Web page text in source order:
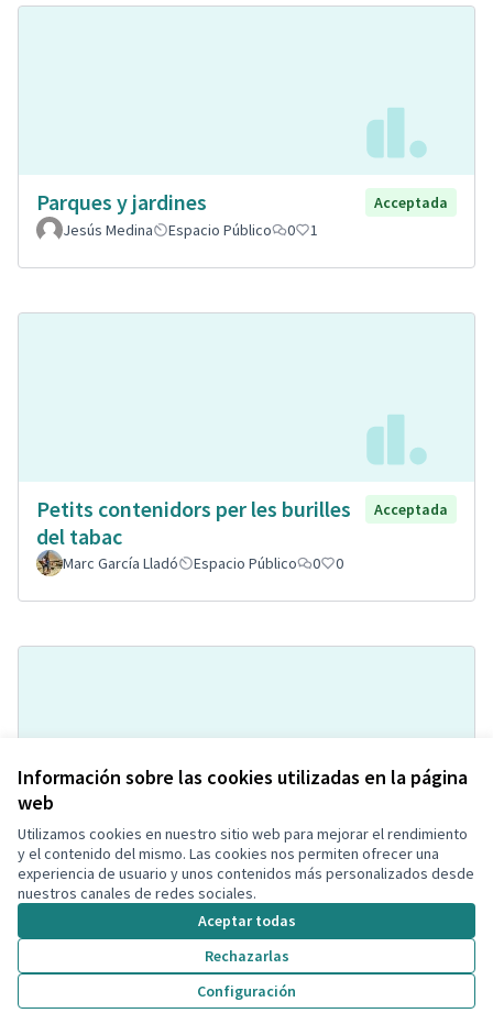
Información sobre las cookies utilizadas en la página
web
Utilizamos cookies en nuestro sitio web para mejorar el rendimiento
y el contenido del mismo. Las cookies nos permiten ofrecer una
experiencia de usuario y unos contenidos más personalizados desde
nuestros canales de redes sociales.
Aceptar todas
Rechazarlas
Configuración
Parques y jardines
Acceptada
Jesús Medina
Espacio Público 0 1
Petits contenidors per les burilles
del tabac
Acceptada
Marc García Lladó Espacio Público 0 0
Pipi-can a la Bòbila de Calafell
Acceptada
Montse Hill
Espacio para mascotas 0 2